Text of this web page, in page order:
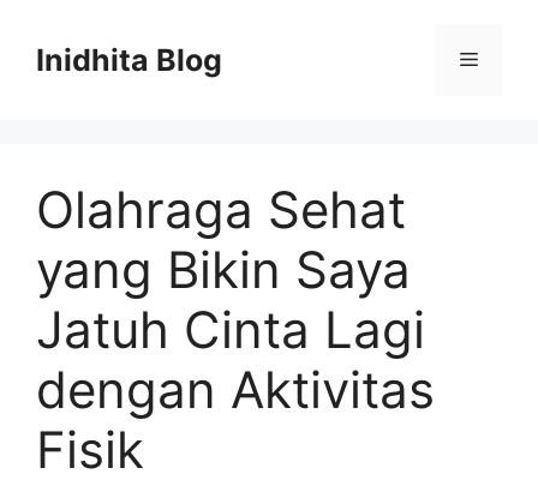
contentInidhita Blog Menu
Olahraga Sehat
yang Bikin Saya
Jatuh Cinta Lagi
dengan Aktivitas
Fisik